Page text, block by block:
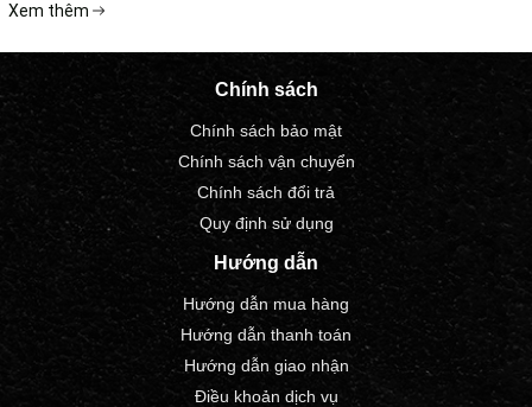
Xem thêm
Chính sách
Chính sách bảo mật
Chính sách vận chuyển
Chính sách đổi trả
Quy định sử dụng
Hướng dẫn
Hướng dẫn mua hàng
Hướng dẫn thanh toán
Hướng dẫn giao nhận
Điều khoản dịch vụ